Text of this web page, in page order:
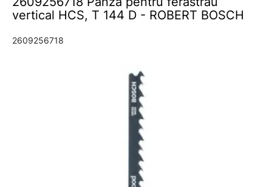
vertical HCS, T 144 D - ROBERT BOSCH
2609256718